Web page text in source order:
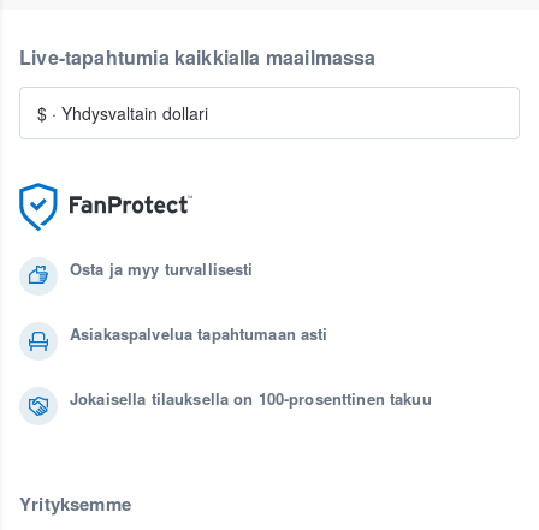
Osta ja myy turvallisesti
Asiakaspalvelua tapahtumaan asti
Jokaisella tilauksella on 100-prosenttinen takuu
Yrityksemme
Live-tapahtumia kaikkialla maailmassa
$ · Yhdysvaltain dollari